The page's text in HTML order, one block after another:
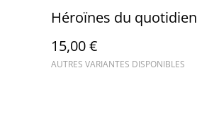
Héroïnes du quotidien
15,00 €
AUTRES VARIANTES DISPONIBLES